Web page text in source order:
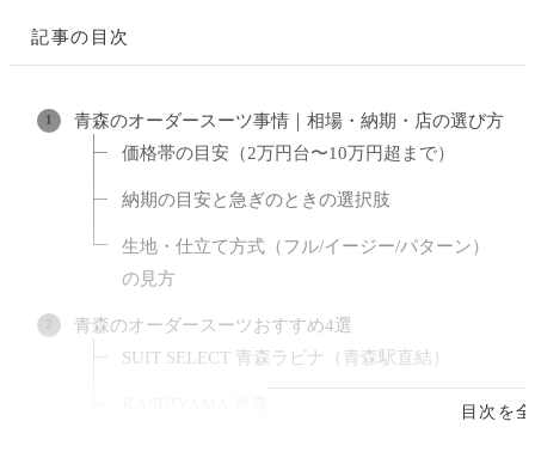
記事の目次
目次を
青森のオーダースーツ事情｜相場・納期・店の選び方
価格帯の目安（2万円台〜10万円超まで）
納期の目安と急ぎのときの選択肢
生地・仕立て方式（フル/イージー/パターン）
の見方
青森のオーダースーツおすすめ4選
SUIT SELECT 青森ラビナ（青森駅直結）
KASHIYAMA 青森さくら野店（青森駅近く）